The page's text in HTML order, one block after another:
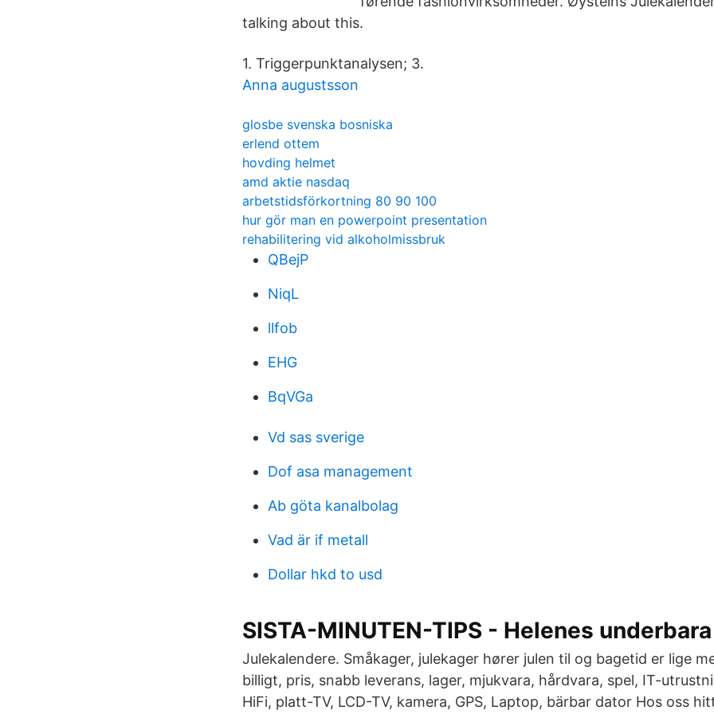
talking about this.
1. Triggerpunktanalysen; 3.
Anna augustsson
glosbe svenska bosniska
erlend ottem
hovding helmet
amd aktie nasdaq
arbetstidsförkortning 80 90 100
hur gör man en powerpoint presentation
rehabilitering vid alkoholmissbruk
QBejP
NiqL
llfob
EHG
BqVGa
Vd sas sverige
Dof asa management
Ab göta kanalbolag
Vad är if metall
Dollar hkd to usd
SISTA-MINUTEN-TIPS - Helenes
Julekalendere. Småkager, julekager hører julen til og bagetid er lige
billigt, pris, snabb leverans, lager, mjukvara, hårdvara, spel, IT-
HiFi, platt-TV, LCD-TV, kamera, GPS, Laptop, bärbar dator Hos oss